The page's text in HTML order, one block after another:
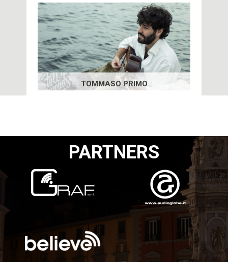
TOMMASO PRIMO
PARTNERS